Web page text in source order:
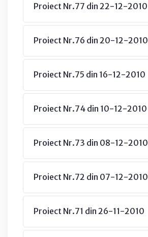
Proiect Nr.77 din 22-12-2010
Proiect Nr.76 din 20-12-2010
Proiect Nr.75 din 16-12-2010
Proiect Nr.74 din 10-12-2010
Proiect Nr.73 din 08-12-2010
Proiect Nr.72 din 07-12-2010
Proiect Nr.71 din 26-11-2010